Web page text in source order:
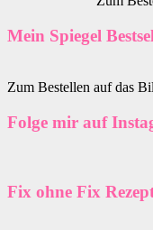
Mein Spiegel
Zum Bestellen auf das
Folge mir auf
Fix ohne Fix